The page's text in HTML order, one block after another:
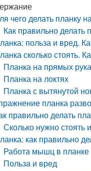
чего делать планку
Как правильно делать
польза и вред.
сколько стоять.
Планка на прямых
Планка на локтях
Планка с вытянутой
планка
правильно делать
Сколько нужно стоять
как правильно
Работа мышц в планке
Польза и вред